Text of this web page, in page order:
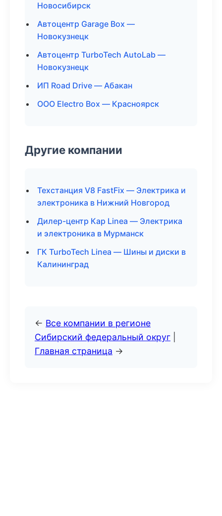
Новосибирск
Автоцентр Garage Box —
Новокузнецк
Автоцентр TurboTech AutoLab —
Новокузнецк
ИП Road Drive — Абакан
ООО Electro Box — Красноярск
Другие компании
Техстанция V8 FastFix — Электрика и
электроника в Нижний Новгород
Дилер-центр Кар Linea — Электрика
и электроника в Мурманск
ГК TurboTech Linea — Шины и диски в
Калининград
← Все компании в регионе
Сибирский федеральный округ
Главная страница →